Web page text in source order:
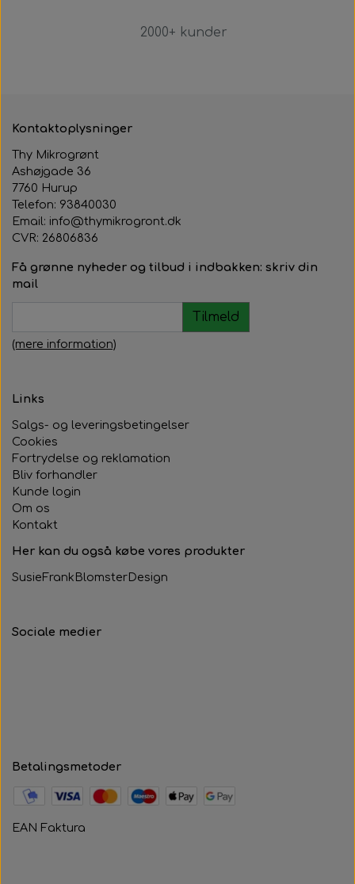
2000+ kunder
Kontaktoplysninger
Thy Mikrogrønt
Ashøjgade 36
7760 Hurup
Telefon: 93840030
Email: info@thymikrogront.dk
CVR: 26806836
Få grønne nyheder og tilbud i indbakken: skriv din
mail
Tilmeld
(mere information)
Links
Salgs- og leveringsbetingelser
Cookies
Fortrydelse og reklamation
Bliv forhandler
Kunde login
Om os
Kontakt
Her kan du også købe vores produkter
SusieFrankBlomsterDesign
Sociale medier
Betalingsmetoder
EAN Faktura